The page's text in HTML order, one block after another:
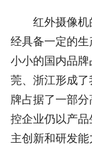
红外摄像机
经具备一定的
小小的国内品
莞、浙江形成
牌占据了一部
控企业仍以产
主创新和研发